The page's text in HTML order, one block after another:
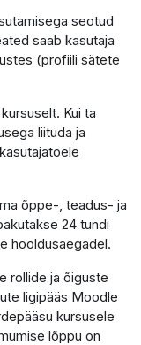
seotud
saab kasutaja
(profiili sätete
Kui ta
liituda ja
õppe-, teadus- ja
24 tundi
hooldusaegadel.
rollide ja õiguste
ligipääs Moodle
kursusele
lõppu on